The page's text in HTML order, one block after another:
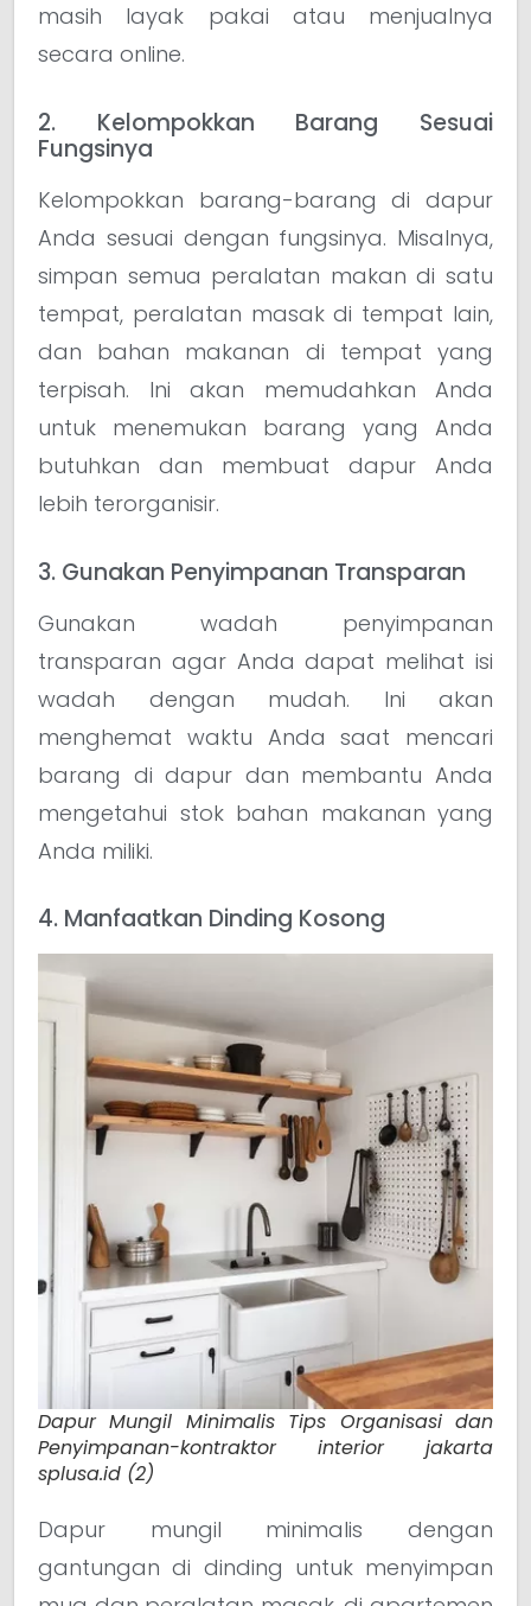
masih layak pakai atau menjualnya
secara online.
2. Kelompokkan Barang Sesuai
Fungsinya
Kelompokkan barang-barang di dapur
Anda sesuai dengan fungsinya. Misalnya,
simpan semua peralatan makan di satu
tempat, peralatan masak di tempat lain,
dan bahan makanan di tempat yang
terpisah. Ini akan memudahkan Anda
untuk menemukan barang yang Anda
butuhkan dan membuat dapur Anda
lebih terorganisir.
3. Gunakan Penyimpanan Transparan
Gunakan wadah penyimpanan
transparan agar Anda dapat melihat isi
wadah dengan mudah. Ini akan
menghemat waktu Anda saat mencari
barang di dapur dan membantu Anda
mengetahui stok bahan makanan yang
Anda miliki.
4. Manfaatkan Dinding Kosong
Dapur Mungil Minimalis Tips Organisasi dan
Penyimpanan-kontraktor interior jakarta
splusa.id (2)
Dapur mungil minimalis dengan
gantungan di dinding untuk menyimpan